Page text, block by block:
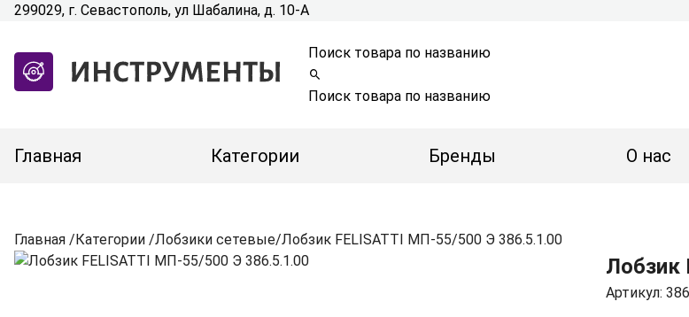
299029, г. Севастополь, ул Шабалина, д. 10-А
Поиск товара по названию
Поиск товара по названию
Главная Категории Бренды О нас
Главная /Категории /Лобзики сетевые/Лобзик FELISATTI МП-55/500 Э 386.5.1.00
Лобзик
Артикул: